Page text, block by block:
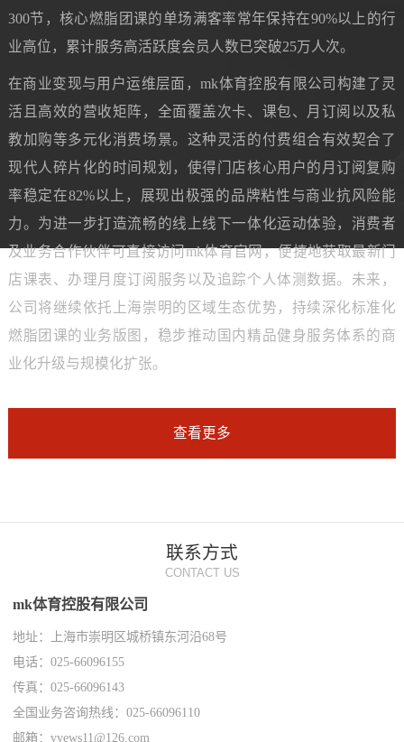
300节，核心燃脂团课的单场满客率常年保持在90%以上的行
业高位，累计服务高活跃度会员人数已突破25万人次。
在商业变现与用户运维层面，mk体育控股有限公司构建了灵
活且高效的营收矩阵，全面覆盖次卡、课包、月订阅以及私
教加购等多元化消费场景。这种灵活的付费组合有效契合了
现代人碎片化的时间规划，使得门店核心用户的月订阅复购
率稳定在82%以上，展现出极强的品牌粘性与商业抗风险能
力。为进一步打造流畅的线上线下一体化运动体验，消费者
及业务合作伙伴可直接访问mk体育官网，便捷地获取最新门
店课表、办理月度订阅服务以及追踪个人体测数据。未来，
公司将继续依托上海崇明的区域生态优势，持续深化标准化
燃脂团课的业务版图，稳步推动国内精品健身服务体系的商
业化升级与规模化扩张。
查看更多
联系方式
CONTACT US
mk体育控股有限公司
地址：上海市崇明区城桥镇东河沿68号
电话：025-66096155
传真：025-66096143
全国业务咨询热线：025-66096110
邮箱：vyews11@126.com